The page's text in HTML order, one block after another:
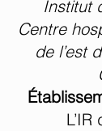
Institut
Centre
de l’est